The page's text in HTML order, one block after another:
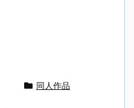
同人作品